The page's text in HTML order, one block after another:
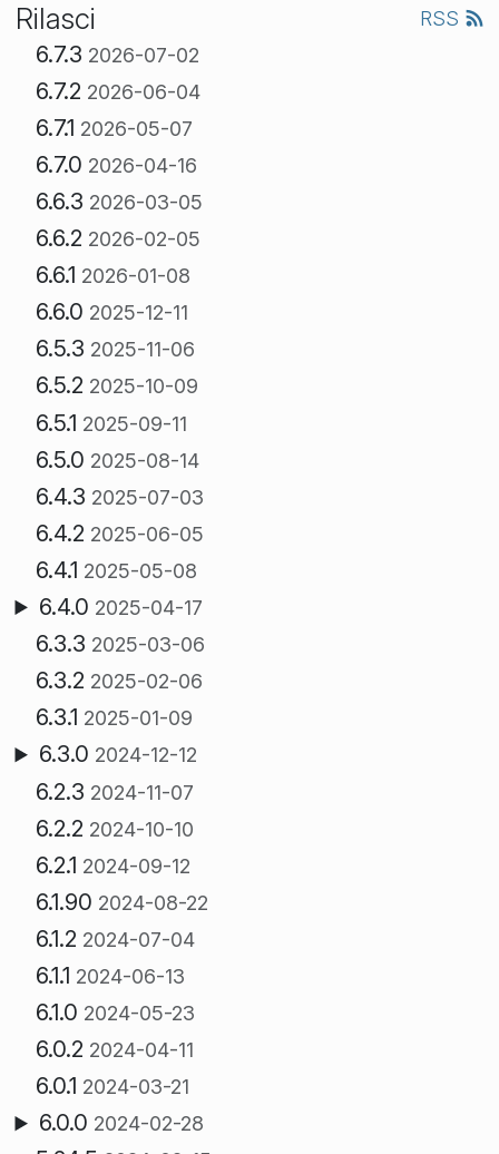
Rilasci RSS
6.7.3 2026-07-02
6.7.2 2026-06-04
6.7.1 2026-05-07
6.7.0 2026-04-16
6.6.3 2026-03-05
6.6.2 2026-02-05
6.6.1 2026-01-08
6.6.0 2025-12-11
6.5.3 2025-11-06
6.5.2 2025-10-09
6.5.1 2025-09-11
6.5.0 2025-08-14
6.4.3 2025-07-03
6.4.2 2025-06-05
6.4.1 2025-05-08
6.4.0 2025-04-17
6.3.3 2025-03-06
6.3.2 2025-02-06
6.3.1 2025-01-09
6.3.0 2024-12-12
6.2.3 2024-11-07
6.2.2 2024-10-10
6.2.1 2024-09-12
6.1.90 2024-08-22
6.1.2 2024-07-04
6.1.1 2024-06-13
6.1.0 2024-05-23
6.0.2 2024-04-11
6.0.1 2024-03-21
6.0.0 2024-02-28